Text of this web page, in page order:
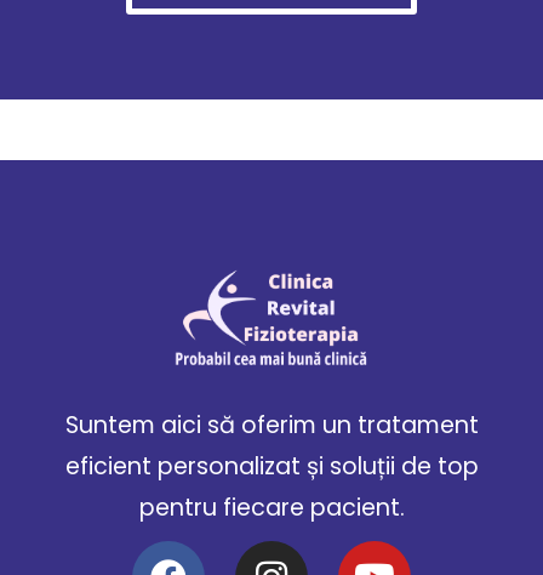
Suntem aici să oferim un tratament
eficient personalizat și soluții de top
pentru fiecare pacient.